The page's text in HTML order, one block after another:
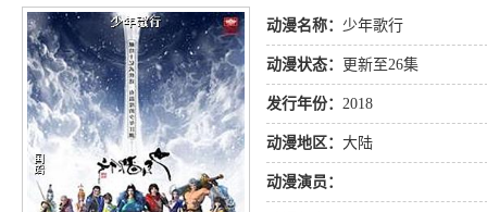
动漫名称： 少年歌行
动漫状态： 更新至26集
发行年份： 2018
动漫地区： 大陆
动漫演员：